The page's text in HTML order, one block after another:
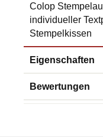
Colop
individueller
Stempelkissen
Eigenschaften
Bewertungen